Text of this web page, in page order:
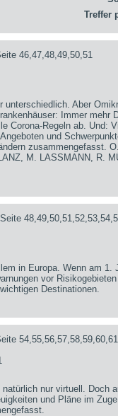
Treffer
46,47,48,49,50,51
unterschiedlich. Aber
Immer mehr
Corona-Regeln ab. Und:
und
zusammengefasst.
M. LASSMANN, R.
in Europa. Wenn am 1.
vor
Destinationen.
nur virtuell. Doch
und Pläne im